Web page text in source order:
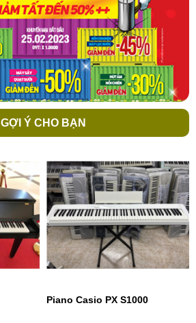
GỢI Ý CHO BẠN
Piano Casio PX S1000